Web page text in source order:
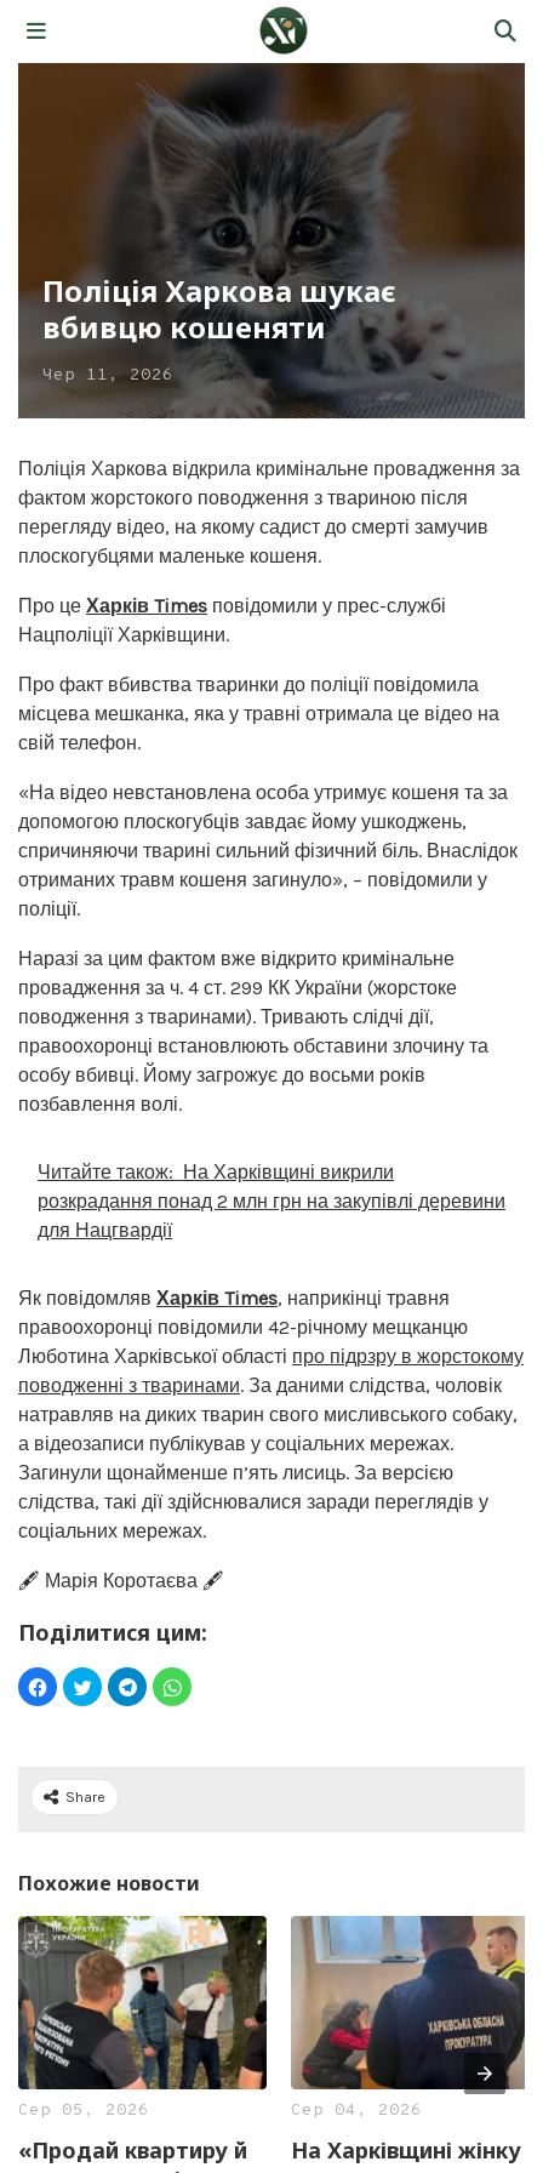
Поліція Харкова шукає
вбивцю кошеняти
Чер 11, 2026
Поліція Харкова відкрила кримінальне провадження за
фактом жорстокого поводження з твариною після
перегляду відео, на якому садист до смерті замучив
плоскогубцями маленьке кошеня.
Про це Харків Times повідомили у прес-службі
Нацполіції Харківщини.
Про факт вбивства тваринки до поліції повідомила
місцева мешканка, яка у травні отримала це відео на
свій телефон.
«На відео невстановлена особа утримує кошеня та за
допомогою плоскогубців завдає йому ушкоджень,
спричиняючи тварині сильний фізичний біль. Внаслідок
отриманих травм кошеня загинуло», – повідомили у
поліції.
Наразі за цим фактом вже відкрито кримінальне
провадження за ч. 4 ст. 299 КК України (жорстоке
поводження з тваринами). Тривають слідчі дії,
правоохоронці встановлюють обставини злочину та
особу вбивці. Йому загрожує до восьми років
позбавлення волі.
Читайте також: На Харківщині викрили
розкрадання понад 2 млн грн на закупівлі деревини
для Нацгвардії
Як повідомляв Харків Times, наприкінці травня
правоохоронці повідомили 42-річному мещканцю
Люботина Харківської області про підрзру в жорстокому
поводженні з тваринами. За даними слідства, чоловік
натравляв на диких тварин свого мисливського собаку,
а відеозаписи публікував у соціальних мережах.
Загинули щонайменше п’ять лисиць. За версією
слідства, такі дії здійснювалися заради переглядів у
соціальних мережах.
🖋️ Марія Коротаєва 🖋️
Поділитися цим:
Share
Похожие новости
Сер 05, 2026
«Продай квартиру й
Сер 04, 2026
На Харківщині жінку